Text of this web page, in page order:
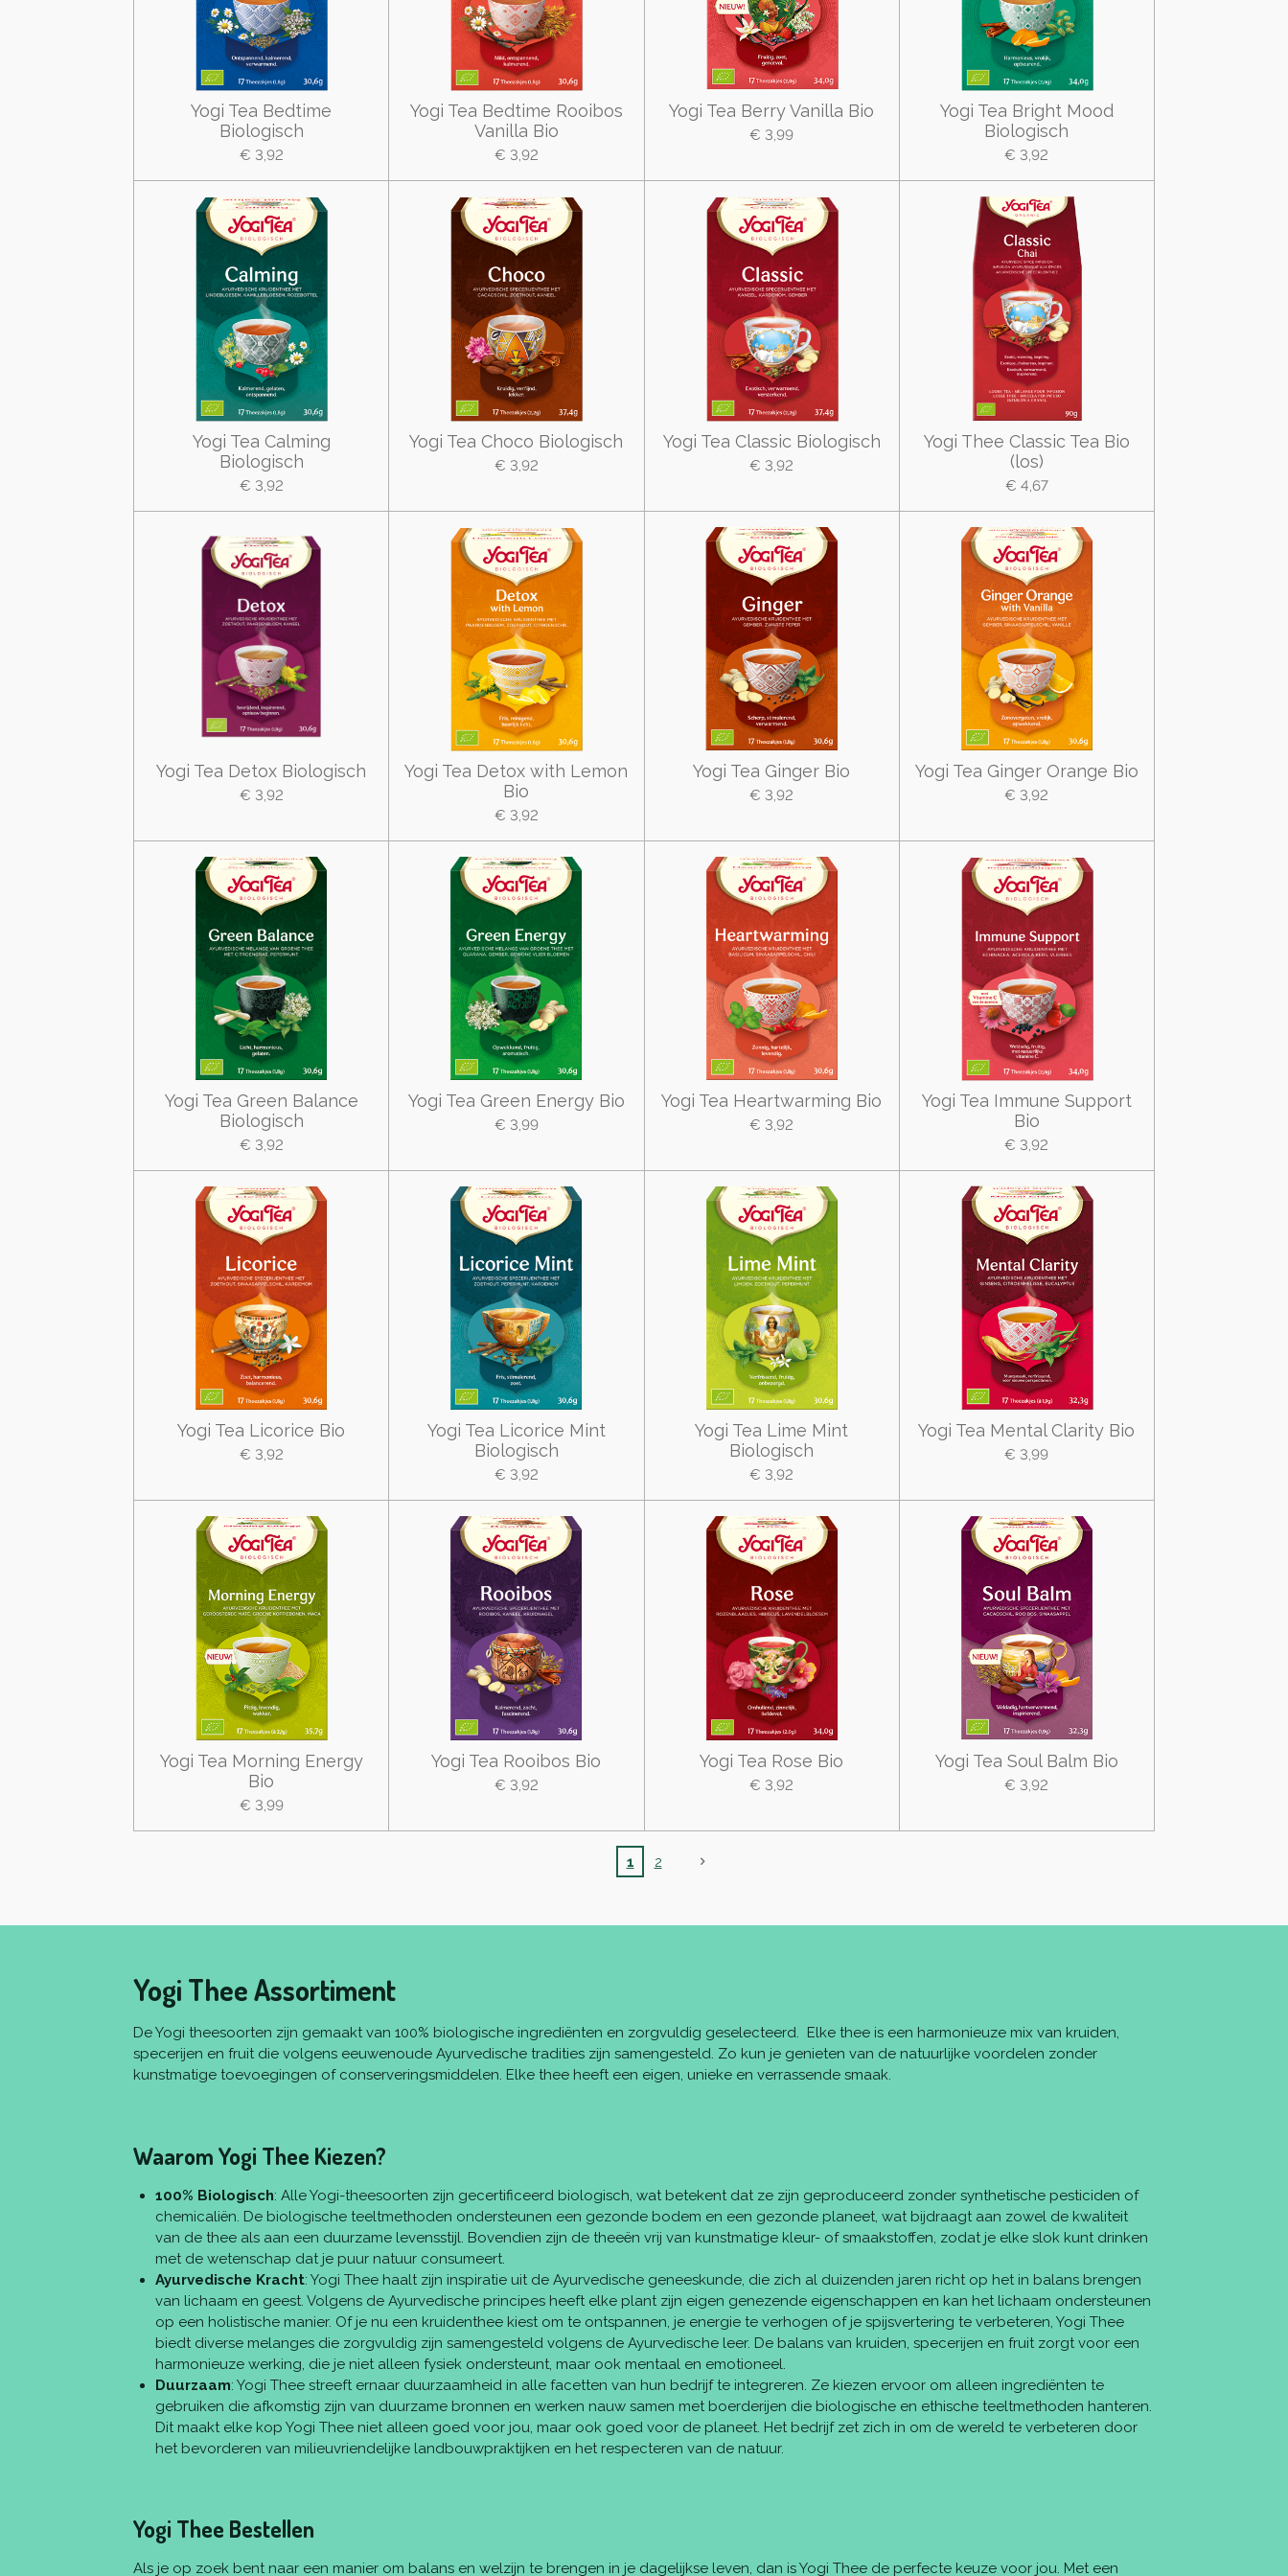
Yogi Tea Bedtime
Biologisch
€ 3,92
Yogi Tea Bedtime Rooibos
Vanilla Bio
€ 3,92
Yogi Tea Berry Vanilla Bio
€ 3,99
Yogi Tea Bright Mood
Biologisch
€ 3,92
Yogi Tea Calming
Biologisch
€ 3,92
Yogi Tea Choco Biologisch
€ 3,92
Yogi Tea Classic Biologisch
€ 3,92
Yogi Thee Classic Tea Bio
(los)
€ 4,67
Yogi Tea Detox Biologisch
€ 3,92
Yogi Tea Detox with Lemon
Bio
€ 3,92
Yogi Tea Ginger Bio
€ 3,92
Yogi Tea Ginger Orange Bio
€ 3,92
Yogi Tea Green Balance
Biologisch
€ 3,92
Yogi Tea Green Energy Bio
€ 3,99
Yogi Tea Heartwarming Bio
€ 3,92
Yogi Tea Immune Support
Bio
€ 3,92
Yogi Tea Licorice Bio
€ 3,92
Yogi Tea Licorice Mint
Biologisch
€ 3,92
Yogi Tea Lime Mint
Biologisch
€ 3,92
Yogi Tea Mental Clarity Bio
€ 3,99
Yogi Tea Morning Energy
Bio
€ 3,99
Yogi Tea Rooibos Bio
€ 3,92
Yogi Tea Rose Bio
€ 3,92
Yogi Tea Soul Balm Bio
€ 3,92
1 2
Yogi Thee Assortiment
De Yogi theesoorten zijn gemaakt van 100% biologische ingrediënten en zorgvuldig geselecteerd. Elke thee is een harmonieuze mix van kruiden,
specerijen en fruit die volgens eeuwenoude Ayurvedische tradities zijn samengesteld. Zo kun je genieten van de natuurlijke voordelen zonder
kunstmatige toevoegingen of conserveringsmiddelen. Elke thee heeft een eigen, unieke en verrassende smaak.
Waarom Yogi Thee Kiezen?
100% Biologisch: Alle Yogi-theesoorten zijn gecertificeerd biologisch, wat betekent dat ze zijn geproduceerd zonder synthetische pesticiden of
chemicaliën. De biologische teeltmethoden ondersteunen een gezonde bodem en een gezonde planeet, wat bijdraagt aan zowel de kwaliteit
van de thee als aan een duurzame levensstijl. Bovendien zijn de theeën vrij van kunstmatige kleur- of smaakstoffen, zodat je elke slok kunt drinken
met de wetenschap dat je puur natuur consumeert.
Ayurvedische Kracht: Yogi Thee haalt zijn inspiratie uit de Ayurvedische geneeskunde, die zich al duizenden jaren richt op het in balans brengen
van lichaam en geest. Volgens de Ayurvedische principes heeft elke plant zijn eigen genezende eigenschappen en kan het lichaam ondersteunen
op een holistische manier. Of je nu een kruidenthee kiest om te ontspannen, je energie te verhogen of je spijsvertering te verbeteren, Yogi Thee
biedt diverse melanges die zorgvuldig zijn samengesteld volgens de Ayurvedische leer. De balans van kruiden, specerijen en fruit zorgt voor een
harmonieuze werking, die je niet alleen fysiek ondersteunt, maar ook mentaal en emotioneel.
Duurzaam: Yogi Thee streeft ernaar duurzaamheid in alle facetten van hun bedrijf te integreren. Ze kiezen ervoor om alleen ingrediënten te
gebruiken die afkomstig zijn van duurzame bronnen en werken nauw samen met boerderijen die biologische en ethische teeltmethoden hanteren.
Dit maakt elke kop Yogi Thee niet alleen goed voor jou, maar ook goed voor de planeet. Het bedrijf zet zich in om de wereld te verbeteren door
het bevorderen van milieuvriendelijke landbouwpraktijken en het respecteren van de natuur.
Yogi Thee Bestellen
Als je op zoek bent naar een manier om balans en welzijn te brengen in je dagelijkse leven, dan is Yogi Thee de perfecte keuze voor jou. Met een